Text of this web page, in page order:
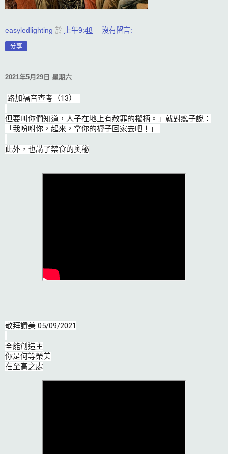
easyledlighting 於 上午9:48 沒有留言:
分享
2021年5月29日 星期六
路加福音查考（13）
但要叫你們知道，人子在地上有赦罪的權柄。」就對癱子說：
「我吩咐你，起來，拿你的褥子回家去吧！」
此外，也講了禁食的奧秘
敬拜讚美 05/09/2021
全能創造主
你是何等榮美
在至高之處